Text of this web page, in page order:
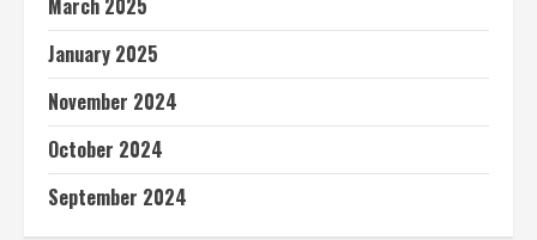
March 2025
January 2025
November 2024
October 2024
September 2024